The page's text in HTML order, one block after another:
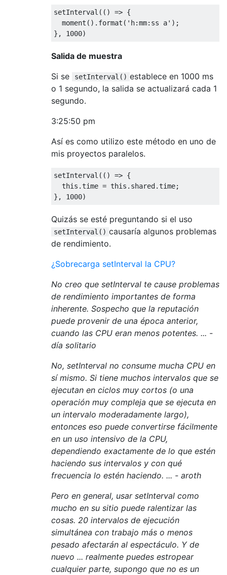
setInterval (() => {
  moment
(). format ( 'h:mm:ss a' );
},
1000)
Salida de muestra
Si se
setInterval() establece en 1000 ms
o 1 segundo, la salida se actualizará cada 1
segundo.
3:25:50 pm
Así es como utilizo este método en uno de
mis proyectos paralelos.
setInterval (() => {
this .time = this . shared .time;
},
1000)
Quizás se esté preguntando si el uso
setInterval() causaría algunos problemas
de rendimiento.
¿Sobrecarga setInterval la CPU?
No creo que setInterval te cause problemas
de rendimiento importantes de forma
inherente. Sospecho que la reputación
puede provenir de una época anterior,
cuando las CPU eran menos potentes. ... -
día solitario
No, setInterval no consume mucha CPU en
sí mismo. Si tiene muchos intervalos que se
ejecutan en ciclos muy cortos (o una
operación muy compleja que se ejecuta en
un intervalo moderadamente largo),
entonces eso puede convertirse fácilmente
en un uso intensivo de la CPU,
dependiendo exactamente de lo que estén
haciendo sus intervalos y con qué
frecuencia lo estén haciendo. ... - aroth
Pero en general, usar setInterval como
mucho en su sitio puede ralentizar las
cosas. 20 intervalos de ejecución
simultánea con trabajo más o menos
pesado afectarán al espectáculo. Y de
nuevo ... realmente puedes estropear
cualquier parte, supongo que no es un